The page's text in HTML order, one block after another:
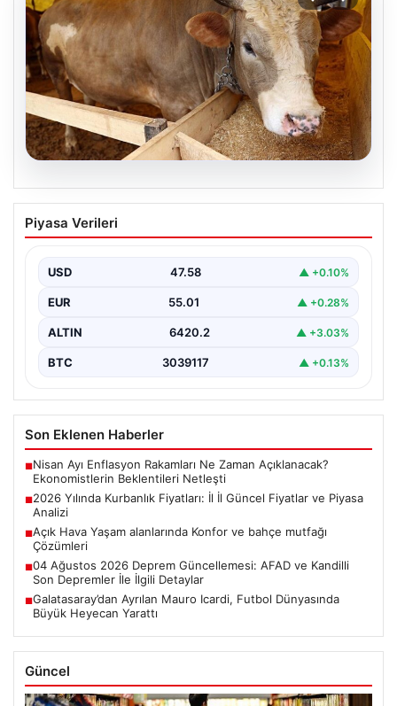
05.08.2026
2026 Yılında Kurbanlık Fiyatları: İl İl
Güncel Fiyatlar ve Piyasa Analizi
merak ettiği konulardan biri olan kurbanlık fiyatları,…
Piyasa Verileri
USD 47.58 ▲ +0.10%
EUR 55.01 ▲ +0.28%
ALTIN 6420.2 ▲ +3.03%
BTC 3039117 ▲ +0.13%
Son Eklenen Haberler
■Nisan Ayı Enflasyon Rakamları Ne Zaman Açıklanacak?
Ekonomistlerin Beklentileri Netleşti
■2026 Yılında Kurbanlık Fiyatları: İl İl Güncel Fiyatlar ve Piyasa
Analizi
■Açık Hava Yaşam alanlarında Konfor ve bahçe mutfağı
Çözümleri
■04 Ağustos 2026 Deprem Güncellemesi: AFAD ve Kandilli
Son Depremler İle İlgili Detaylar
■Galatasaray’dan Ayrılan Mauro Icardi, Futbol Dünyasında
Büyük Heyecan Yarattı
Güncel